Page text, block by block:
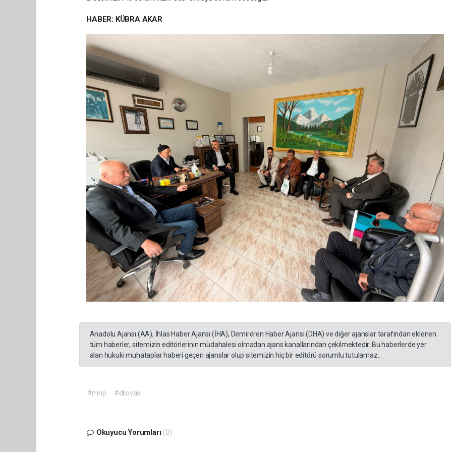
HABER: KÜBRA AKAR
Anadolu Ajansı (AA), İhlas Haber Ajansı (İHA), Demirören Haber Ajansı (DHA) ve diğer ajanslar tarafından eklenen
tüm haberler, sitemizin editörlerinin müdahalesi olmadan ajans kanallarından çekilmektedir. Bu haberlerde yer
alan hukuki muhataplar haberi geçen ajanslar olup sitemizin hiç bir editörü sorumlu tutulamaz...
#mhp #dilovası
Okuyucu Yorumları (0)